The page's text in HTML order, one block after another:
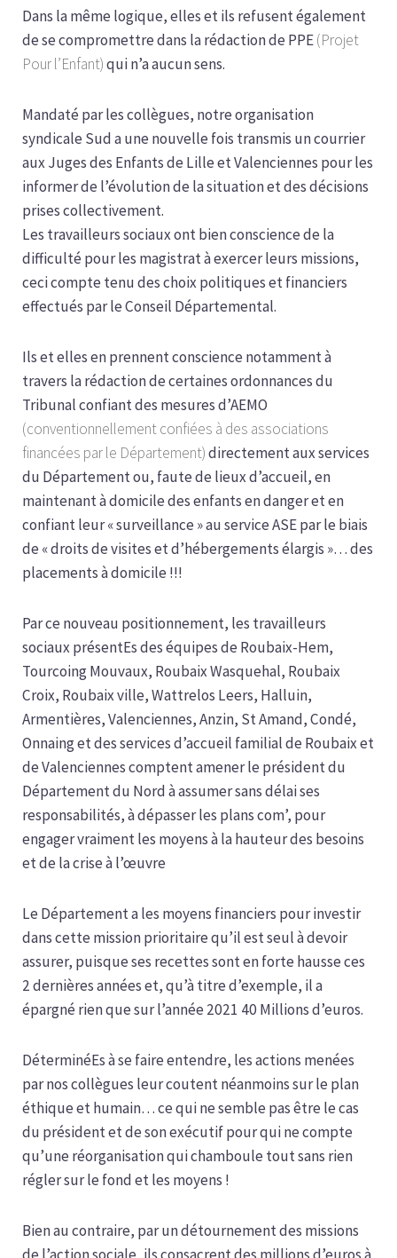
Dans la même logique, elles et ils refusent également
de se compromettre dans la rédaction de PPE(Projet
Pour l’Enfant)qui n’a aucun sens.
Mandaté par les collègues, notre organisation
syndicale Sud a une nouvelle fois transmis un courrier
aux Juges des Enfants de Lille et Valenciennes pour les
informer de l’évolution de la situation et des décisions
prises collectivement.
Les travailleurs sociaux ont bien conscience de la
difficulté pour les magistrat à exercer leurs missions,
ceci compte tenu des choix politiques et financiers
effectués par le Conseil Départemental.
Ils et elles en prennent conscience notamment à
travers la rédaction de certaines ordonnances du
Tribunal confiant des mesures d’AEMO
(conventionnellement confiées à des associations
financées par le Département)directement aux services
du Département ou, faute de lieux d’accueil, en
maintenant à domicile des enfants en danger et en
confiant leur « surveillance » au service ASE par le biais
de « droits de visites et d’hébergements élargis »… des
placements à domicile !!!
Par ce nouveau positionnement, les travailleurs
sociaux présentEs des équipes de Roubaix-Hem,
Tourcoing Mouvaux, Roubaix Wasquehal, Roubaix
Croix, Roubaix ville, Wattrelos Leers, Halluin,
Armentières, Valenciennes, Anzin, St Amand, Condé,
Onnaing et des services d’accueil familial de Roubaix et
de Valenciennes comptent amener le président du
Département du Nord à assumer sans délai ses
responsabilités, à dépasser les plans com’, pour
engager vraiment les moyens à la hauteur des besoins
et de la crise à l’œuvre
Le Département a les moyens financiers pour investir
dans cette mission prioritaire qu’il est seul à devoir
assurer, puisque ses recettes sont en forte hausse ces
2 dernières années et, qu’à titre d’exemple, il a
épargné rien que sur l’année 2021 40 Millions d’euros.
DéterminéEs à se faire entendre, les actions menées
par nos collègues leur coutent néanmoins sur le plan
éthique et humain… ce qui ne semble pas être le cas
du président et de son exécutif pour qui ne compte
qu’une réorganisation qui chamboule tout sans rien
régler sur le fond et les moyens !
Bien au contraire, par un détournement des missions